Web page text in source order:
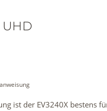
UHD
ist der EV3240X bestens